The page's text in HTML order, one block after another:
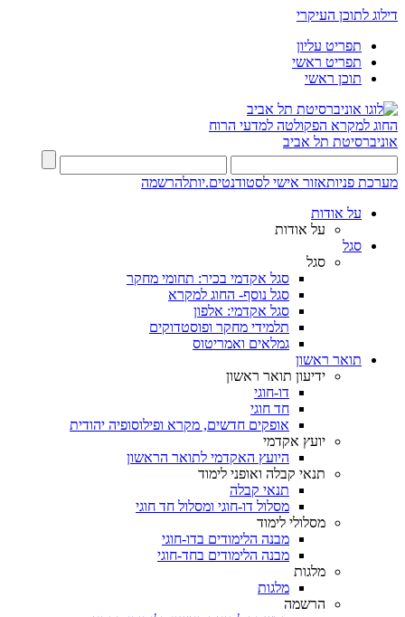
דילוג לתוכן העיקרי
תפריט עליון
תפריט ראשי
תוכן ראשי
החוג למקרא הפקולטה למדעי הרוח
אוניברסיטת תל אביב
מערכת פניותאזור אישי לסטודנטים.יותלהרשמה
על אודות
על אודות
סגל
סגל
סגל אקדמי בכיר: תחומי מחקר
סגל נוסף- החוג למקרא
סגל אקדמי: אלפון
תלמידי מחקר ופוסטדוקים
גמלאים ואמריטוס
תואר ראשון
ידיעון תואר ראשון
דו-חוגי
חד חוגי
אופקים חדשים, מקרא ופילוסופיה יהודית
יועץ אקדמי
היועץ האקדמי לתואר הראשון
תנאי קבלה ואופני לימוד
תנאי קבלה
מסלול דו-חוגי ומסלול חד חוגי
מסלולי לימוד
מבנה הלימודים בדו-חוגי
מבנה הלימודים בחד-חוגי
מלגות
מלגות
הרשמה